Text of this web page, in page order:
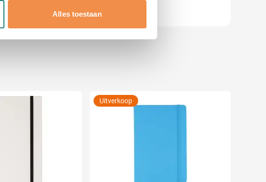
met andere informatie die u aan ze heeft
Alles toestaan
Uitverkoop